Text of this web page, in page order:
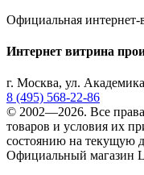
Официальная интернет-
Интернет витрина
г. Москва, ул.
8 (495) 568-22-86
© 2002—2026. Все
товаров и условия их
состоянию на текущую
Официальный магазин